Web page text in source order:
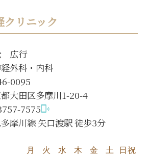
リニック
広行
外科・内科
0095
大田区多摩川1-20-4
7575
摩川線 矢口渡駅 徒歩3分